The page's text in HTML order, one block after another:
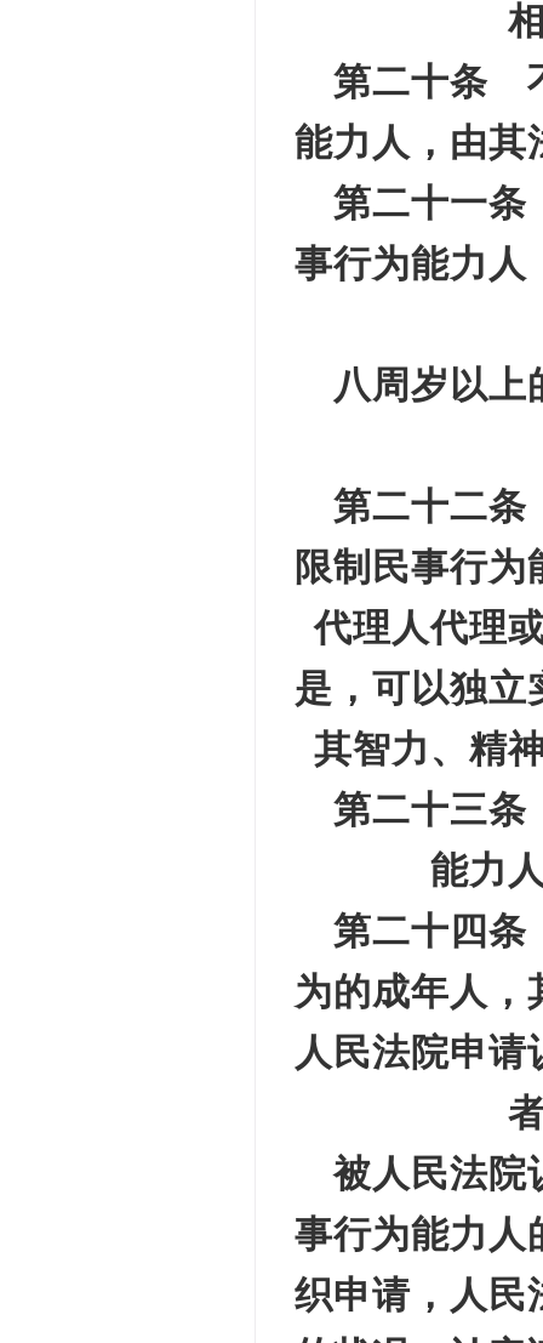
第二十条
能力人，由其
第二十一
事行为能力人
八周岁以上
第二十二
限制民事行
代理人代理
是，可以独立
其智力、精
第二十三
能力
第二十四
为的成年人，
人民法院申请
被人民法院
事行为能力人
织申请，人民